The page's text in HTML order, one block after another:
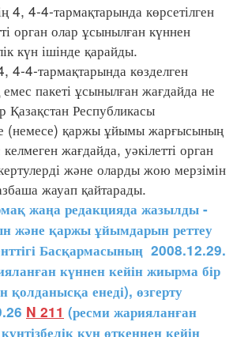
4-4-тармақтарында көрсетілген
орган олар ұсынылған күннен
күн ішінде қарайды.
4-тармақтарында көзделген
пакеті ұсынылған жағдайда не
Қазақстан Республикасы
(немесе) қаржы ұйымы жарғысының
жағдайда, уәкілетті орган
және оларды жою мерзімін
жауап қайтарады.
жаңа редакцияда жазылды -
және қаржы ұйымдарын реттеу
Басқармасының 2008.12.29.
күннен кейін жиырма бір
қолданысқа енеді), өзгерту
N 211 (ресми жарияланған
күн өткеннен кейін